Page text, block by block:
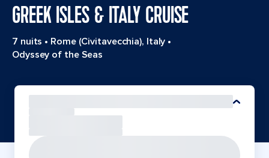
GREEK ISLES & ITALY CRUISE
7 nuits • Rome (Civitavecchia), Italy •
Odyssey of the Seas